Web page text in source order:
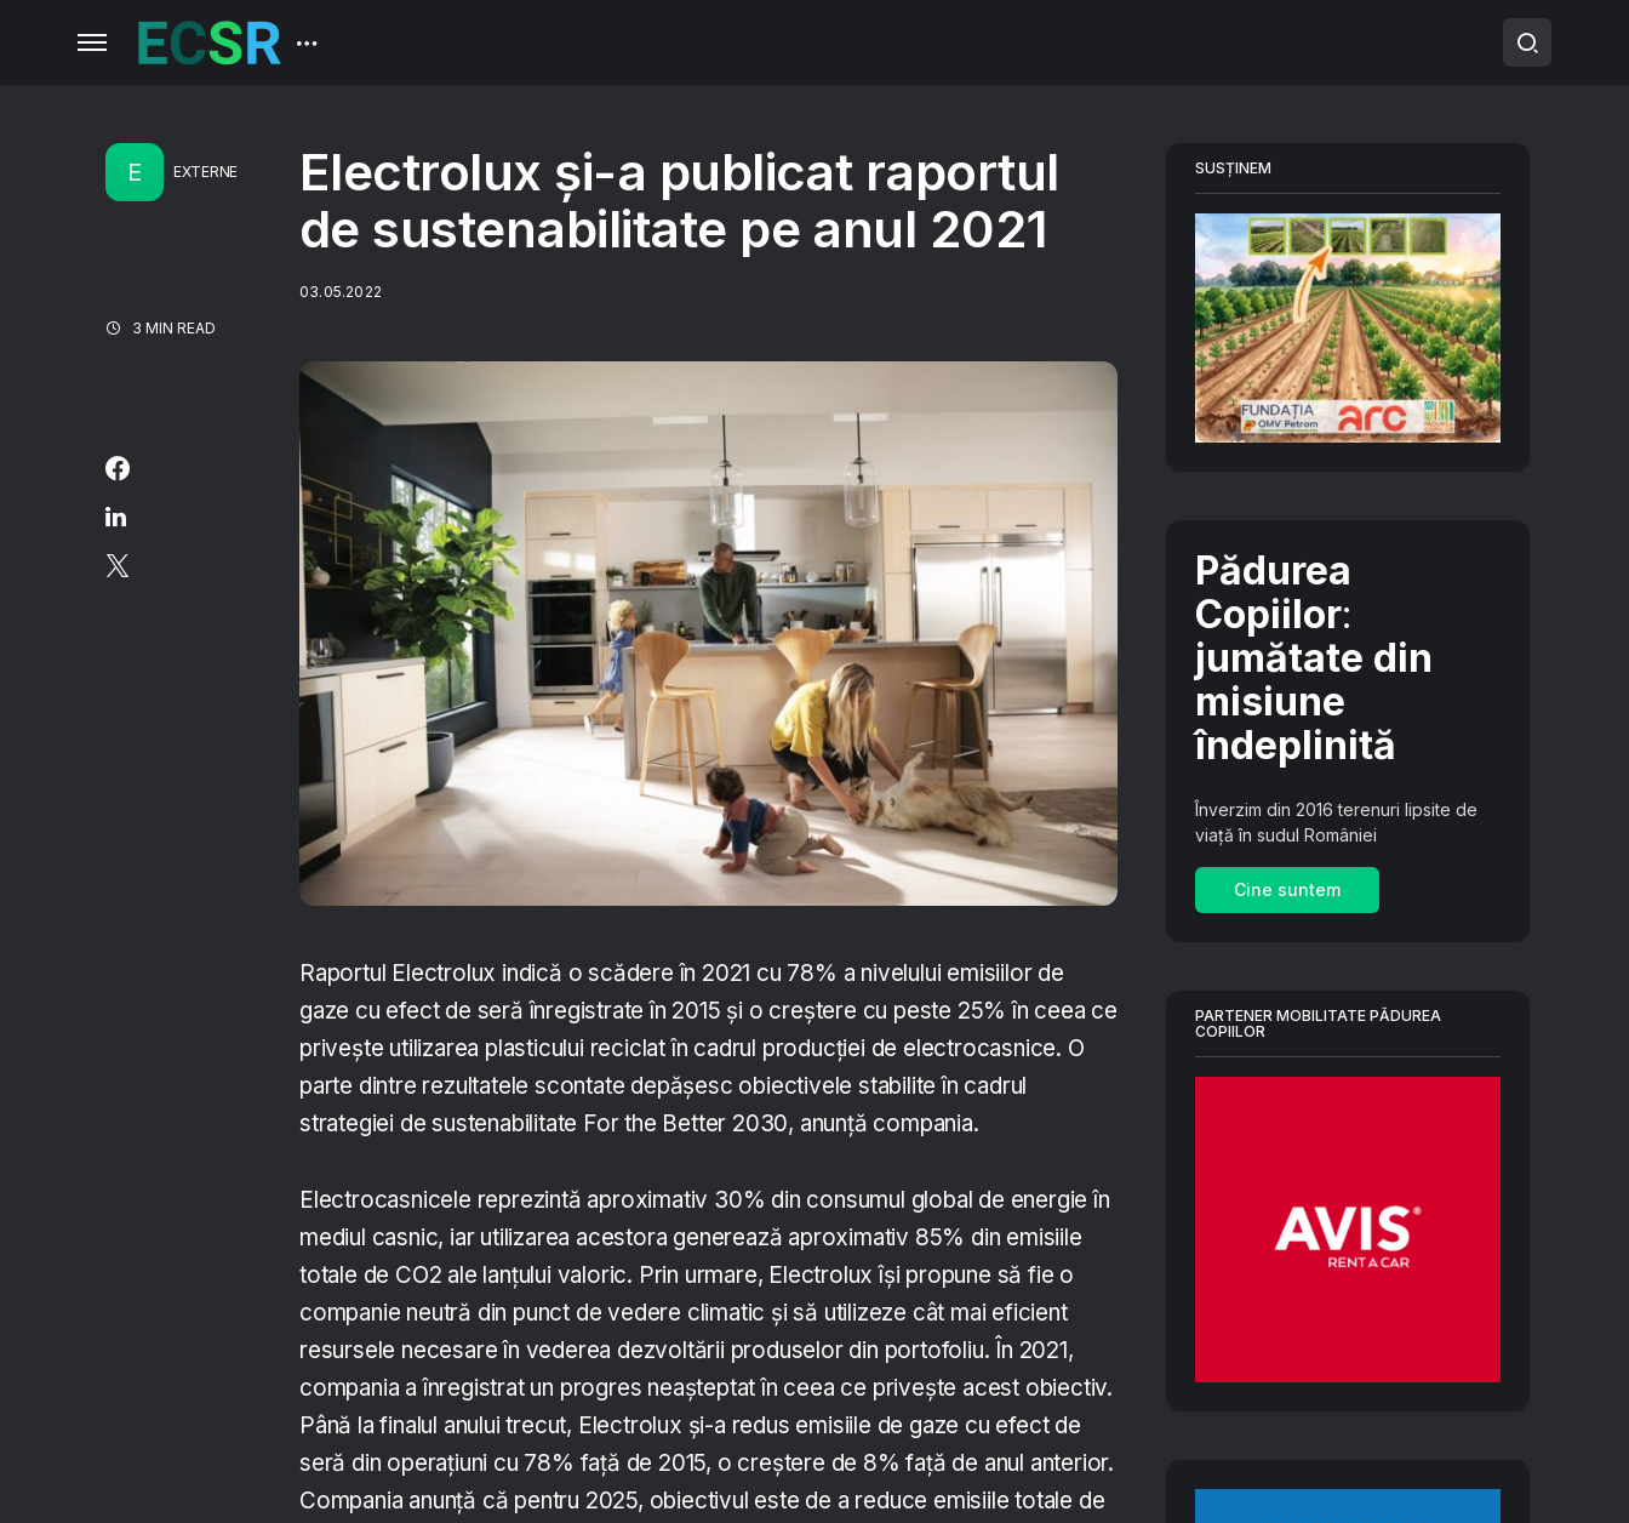
E EXTERNE
3 MIN READ
Electrolux și-a publicat raportul
de sustenabilitate pe anul 2021
03.05.2022
Raportul Electrolux indică o scădere în 2021 cu 78% a nivelului emisiilor de
gaze cu efect de seră înregistrate în 2015 și o creștere cu peste 25% în ceea ce
privește utilizarea plasticului reciclat în cadrul producției de electrocasnice. O
parte dintre rezultatele scontate depășesc obiectivele stabilite în cadrul
strategiei de sustenabilitate For the Better 2030, anunță compania.
Electrocasnicele reprezintă aproximativ 30% din consumul global de energie în
mediul casnic, iar utilizarea acestora generează aproximativ 85% din emisiile
totale de CO2 ale lanţului valoric. Prin urmare, Electrolux își propune să fie o
companie neutră din punct de vedere climatic și să utilizeze cât mai eficient
resursele necesare în vederea dezvoltării produselor din portofoliu. În 2021,
compania a înregistrat un progres neașteptat în ceea ce privește acest obiectiv.
Până la finalul anului trecut, Electrolux și-a redus emisiile de gaze cu efect de
seră din operațiuni cu 78% față de 2015, o creștere de 8% față de anul anterior.
Compania anunță că pentru 2025, obiectivul este de a reduce emisiile totale de
SUSȚINEM
Pădurea
Copiilor:
jumătate din
misiune
îndeplinită
Înverzim din 2016 terenuri lipsite de
viață în sudul României
Cine suntem
PARTENER MOBILITATE PĂDUREA
COPIILOR